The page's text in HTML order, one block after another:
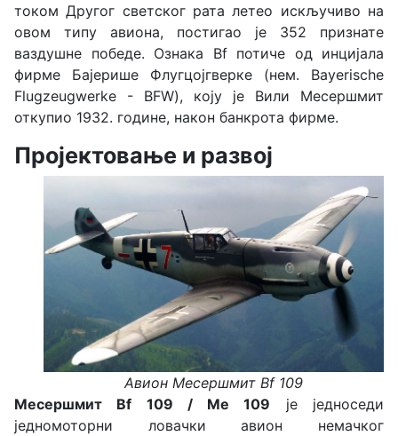
током Другог светског рата летео искључиво на
овом типу авиона, постигао је 352 признате
ваздушне победе. Ознака Bf потиче од инцијала
фирме Бајерише Флугцојгверке (нем. Bayerische
Flugzeugwerke - BFW), коју је Вили Месершмит
откупио 1932. године, након банкрота фирме.
Пројектовање и развој
Aвион Месершмит Bf 109
Месершмит Bf 109 / Me 109 је једноседи
једномоторни ловачки авион немачког